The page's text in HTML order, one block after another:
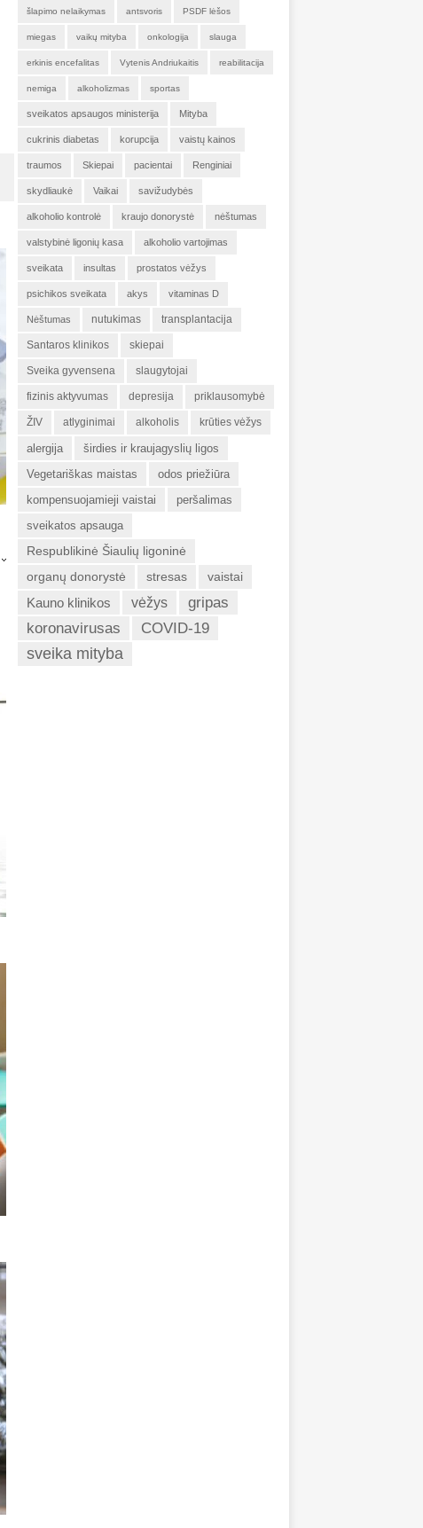
šlapimo nelaikymas antsvoris PSDF lėšos
miegas vaikų mityba onkologija slauga
erkinis encefalitas Vytenis Andriukaitis reabilitacija
nemiga alkoholizmas sportas
sveikatos apsaugos ministerija Mityba
cukrinis diabetas korupcija vaistų kainos
traumos Skiepai pacientai Renginiai
skydliaukė Vaikai savižudybės
alkoholio kontrolė kraujo donorystė nėštumas
valstybinė ligonių kasa alkoholio vartojimas
sveikata insultas prostatos vėžys
psichikos sveikata akys vitaminas D
Nėštumas nutukimas transplantacija
Santaros klinikos skiepai
Sveika gyvensena slaugytojai
fizinis aktyvumas depresija priklausomybė
ŽIV atlyginimai alkoholis krūties vėžys
alergija
širdies ir kraujagyslių ligos
Vegetariškas maistas
odos priežiūra
kompensuojamieji vaistai
peršalimas
sveikatos apsauga
Respublikinė Šiaulių ligoninė
organų donorystė
stresas vaistai
Kauno klinikos vėžys
gripas
koronavirusas
COVID-19
sveika mityba